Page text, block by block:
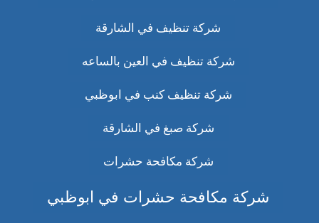
شركة تنظيف في الشارقة
شركة تنظيف في العين بالساعه
شركة تنظيف كنب في ابوظبي
شركة صبغ في الشارقة
شركة مكافحة حشرات
شركة مكافحة حشرات في ابوظبي